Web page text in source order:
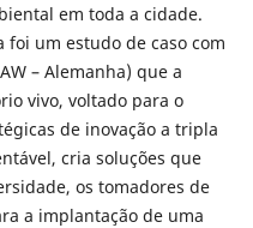
em toda a cidade.
um estudo de caso com
– Alemanha) que a
vivo, voltado para o
de inovação a tripla
cria soluções que
os tomadores de
a implantação de uma